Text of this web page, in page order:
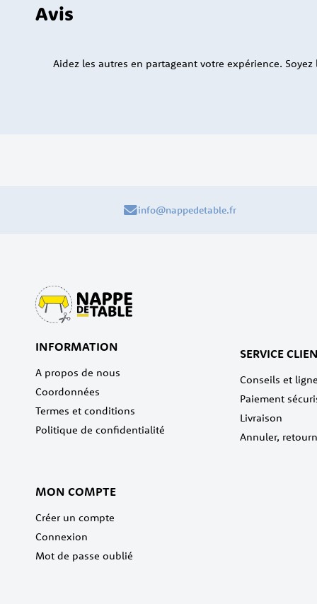
Avis
Aidez les autres en partageant votre expérience.
info@nappedetable.fr
INFORMATION
A propos de nous
Coordonnées
Termes et conditions
Politique de confidentialité
SERVICE
Conseils et
Paiement
Livraison
Annuler,
MON COMPTE
Créer un compte
Connexion
Mot de passe oublié